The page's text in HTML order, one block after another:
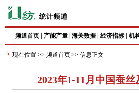
频道首页 产能产量 海关数据 经济指标 机
现在位置 >> 频道首页 >> 信息正文
2023年1-11月中国蚕